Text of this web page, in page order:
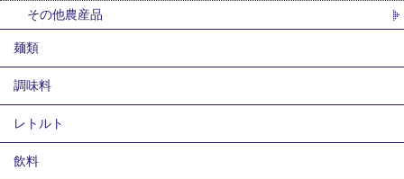
その他農産品
麺類
調味料
レトルト
飲料